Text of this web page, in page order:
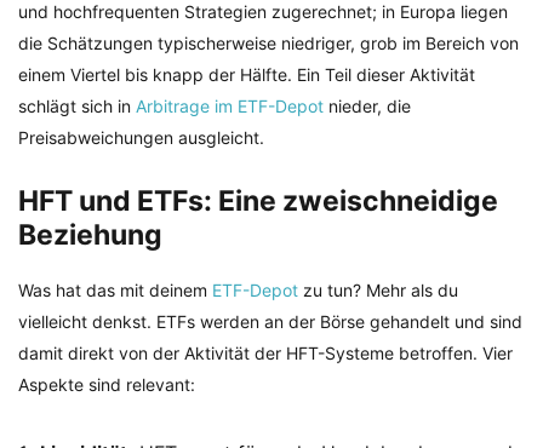
und hochfrequenten Strategien zugerechnet; in Europa liegen
die Schätzungen typischerweise niedriger, grob im Bereich von
einem Viertel bis knapp der Hälfte. Ein Teil dieser Aktivität
schlägt sich in Arbitrage im ETF-Depot nieder, die
Preisabweichungen ausgleicht.
HFT und ETFs: Eine zweischneidige
Beziehung
Was hat das mit deinem ETF-Depot zu tun? Mehr als du
vielleicht denkst. ETFs werden an der Börse gehandelt und sind
damit direkt von der Aktivität der HFT-Systeme betroffen. Vier
Aspekte sind relevant: